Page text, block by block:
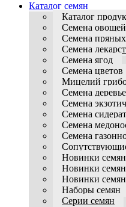
Каталог семян
Каталог
Семена овощей
Семена
Семена
Семена ягод
Семена цветов
Мицелий
Семена
Семена
Семена
Семена
Семена
Новинки
Новинки
Новинки
Наборы семян
Серии семян